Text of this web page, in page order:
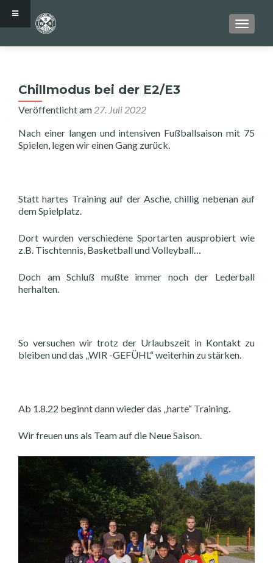
Chillmodus bei der E2/E3
Veröffentlicht am 27. Juli 2022
Nach einer langen und intensiven Fußballsaison mit 75
Spielen, legen wir einen Gang zurück.
Statt hartes Training auf der Asche, chillig nebenan auf
dem Spielplatz.
Dort wurden verschiedene Sportarten ausprobiert wie
z.B. Tischtennis, Basketball und Volleyball…
Doch am Schluß mußte immer noch der Lederball
herhalten.
So versuchen wir trotz der Urlaubszeit in Kontakt zu
bleiben und das „WIR -GEFÜHL“ weiterhin zu stärken.
Ab 1.8.22 beginnt dann wieder das „harte“ Training.
Wir freuen uns als Team auf die Neue Saison.